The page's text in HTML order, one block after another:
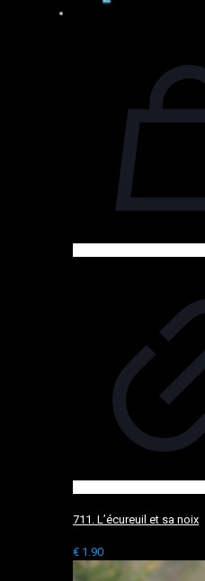
711. L’écureuil et sa noix
€ 1.90